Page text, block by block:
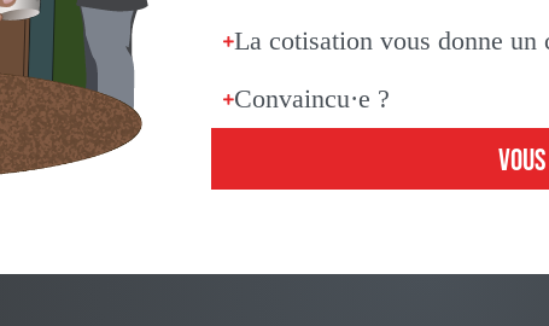
La cotisation vous donne un
Convaincu·e ?